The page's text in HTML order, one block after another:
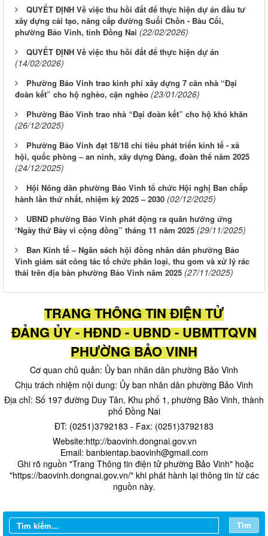
QUYẾT ĐỊNH Về việc thu hồi đất để thực hiện dự án đầu tư
xây dựng cải tạo, nâng cấp đường Suối Chồn - Bàu Cối,
phường Bảo Vinh, tỉnh Đồng Nai (22/02/2026)
QUYẾT ĐỊNH Về việc thu hồi đất để thực hiện dự án
(14/02/2026)
Phường Bảo Vinh trao kinh phí xây dựng 7 căn nhà “Đại
đoàn kết” cho hộ nghèo, cận nghèo (23/01/2026)
Phường Bảo Vinh trao nhà “Đại đoàn kết” cho hộ khó khăn
(26/12/2025)
Phường Bảo Vinh đạt 18/18 chỉ tiêu phát triển kinh tế - xã
hội, quốc phòng – an ninh, xây dựng Đảng, đoàn thể năm 2025
(24/12/2025)
Hội Nông dân phường Bảo Vinh tổ chức Hội nghị Ban chấp
hành lần thứ nhất, nhiệm kỳ 2025 – 2030 (02/12/2025)
UBND phường Bảo Vinh phát động ra quân hưởng ứng
‘Ngày thứ Bảy vì cộng đồng” tháng 11 năm 2025 (29/11/2025)
Ban Kinh tế – Ngân sách hội đồng nhân dân phường Bảo
Vinh giám sát công tác tổ chức phân loại, thu gom và xử lý rác
thải trên địa bàn phường Bảo Vinh năm 2025 (27/11/2025)
TRANG THÔNG TIN ĐIỆN TỬ
ĐẢNG ỦY - HĐND - UBND - UBMTTQVN
PHƯỜNG BẢO VINH
Cơ quan chủ quản: Ủy ban nhân dân phường Bảo Vinh
Chịu trách nhiệm nội dung: Ủy ban nhân dân phường Bảo Vinh
Địa chỉ: Số 197 đường Duy Tân, Khu phố 1, phường Bảo Vinh, thành
phố Đồng Nai
ĐT: (0251)3792183 - Fax: (0251)3792183
Website:http://baovinh.dongnai.gov.vn
Email: banbientap.baovinh@gmail.com
​ Ghi rõ nguồn "Trang Thông tin điện tử phường Bảo Vinh" hoặc
"https://baovinh.dongnai.gov.vn/" khi phát hành lại thông tin từ các
nguồn này.
Tìm